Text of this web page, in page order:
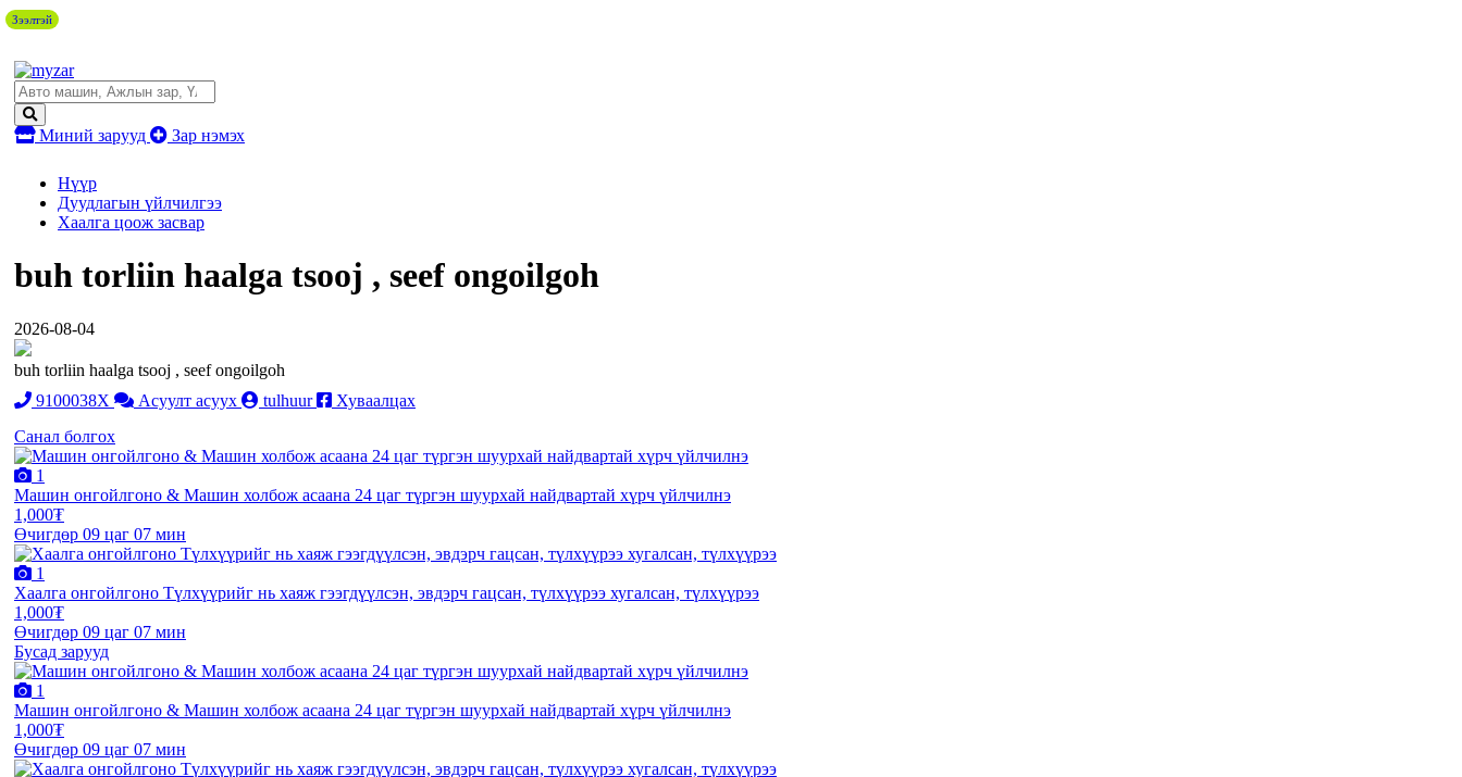
Миний зарууд Зар нэмэх
Нүүр
Дуудлагын үйлчилгээ
Хаалга цоож засвар
buh torliin haalga tsooj , seef ongoilgoh
2026-08-04
buh torliin haalga tsooj , seef ongoilgoh
9100038X
Асуулт асуух tulhuur
Хуваалцах
Санал болгох
1
Машин онгойлгоно & Машин холбож асаана 24 цаг түргэн шуурхай найдвартай хүрч үйлчилнэ
1,000₮
Өчигдөр 09 цаг 07 мин
1
Хаалга онгойлгоно Түлхүүрийг нь хаяж гээгдүүлсэн, эвдэрч гацсан, түлхүүрээ хугалсан, түлхүүрээ
1,000₮
Өчигдөр 09 цаг 07 мин
Бусад зарууд
1
Машин онгойлгоно & Машин холбож асаана 24 цаг түргэн шуурхай найдвартай хүрч үйлчилнэ
1,000₮
Өчигдөр 09 цаг 07 мин
Зээлтэй